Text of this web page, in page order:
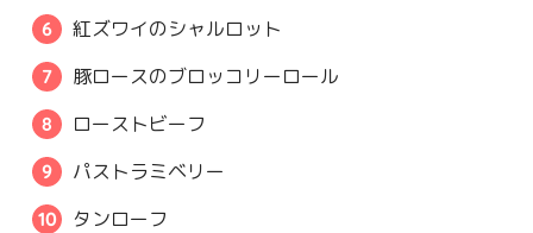
紅ズワイのシャルロット
豚ロースのブロッコリーロール
ローストビーフ
パストラミベリー
タンローフ